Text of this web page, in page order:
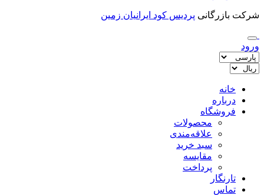
شرکت بازرگانی پردیس کود ایرانیان زمین
ورود
خانه
درباره
فروشگاه
محصولات
علاقه‌مندی
سبد خرید
مقایسه
پرداخت
تارنگار
تماس